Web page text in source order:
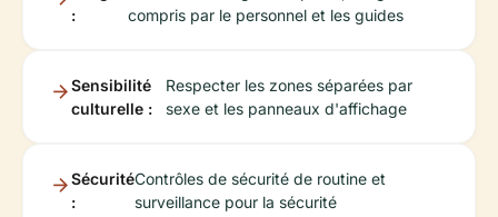
:
compris par le personnel et les guides
Sensibilité
culturelle :
Respecter les zones séparées par
sexe et les panneaux d'affichage
Sécurité
:
Contrôles de sécurité de routine et
surveillance pour la sécurité